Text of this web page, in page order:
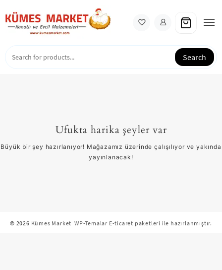
to
content
Search
Ufukta harika şeyler var
Büyük bir şey hazırlanıyor! Mağazamız üzerinde çalışılıyor ve yakında
yayınlanacak!
© 2026 Kümes Market WP-Temalar E-ticaret paketleri ile hazırlanmıştır.